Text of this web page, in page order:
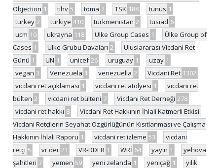
Objection 1 tihv 5 toma 2 TSK 188 tunus 1
turkey 2 türkiye 410 türkmenistan 2 tüsiad 6
ucm 10 ukrayna 118 Ulke Group Cases 1
Ülke Group of
Cases 1 Ülke Grubu Davaları 2
Uluslararası Vicdani Ret
Günü 1 UN 1 unicef 26 uruguay 1 uzay 1
vegan 3 Venezuela 1 venezuella 2 Vicdani Ret 1302
vicdani ret açıklaması 1 vicdani ret atölyesi 1
vicdani ret
bülten 2 vicdani ret bülteni 7 Vicdani Ret Derneği 278
vicdani ret hakkı 8
Vicdani Ret Hakkının İhlali Katmerli Etkisi:
Vicdani Retçilerin Seyahat Özgürlüğünün Kısıtlanması ve Çalışma
Hakkının İhlali Raporu 1 vicdani ret izleme 53
vicdani
retçi 5 vr der 21 VR-DDER 1 WRİ 64 yayın 1
yehova
şahitleri 7 yemen 59 yeni zelanda 1 yeniçağ 1
yılık